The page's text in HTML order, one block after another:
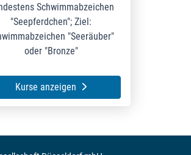
Schwimmabzeichen
"Seepferdchen"; Ziel:
"Seeräuber"
oder "Bronze"
Kurse anzeigen